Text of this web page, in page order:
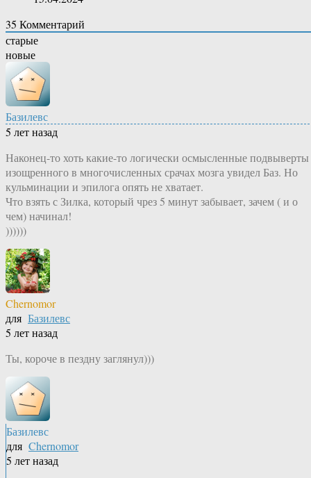
35 Комментарий
старые
новые
Базилевс
5 лет назад
Наконец-то хоть какие-то логически осмысленные подвыверты
изощренного в многочисленных срачах мозга увидел Баз. Но
кульминации и эпилога опять не хватает.
Что взять с Зилка, который чрез 5 минут забывает, зачем ( и о
чем) начинал!
))))))
Chernomor
для Базилевс
5 лет назад
Ты, короче в пездну заглянул)))
Базилевс
для Chernomor
5 лет назад